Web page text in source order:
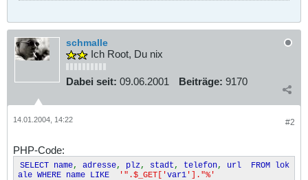
schmalle
Ich Root, Du nix
Dabei seit: 09.06.2001 Beiträge: 9170
#2
14.01.2004, 14:22
PHP-Code:
SELECT name, adresse, plz, stadt , telefon, url FROM lok
ale WHERE name LIKE
'".$_GET['var1 ']."%'